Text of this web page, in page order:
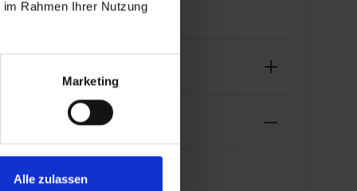
Rahmen Ihrer Nutzung
Marketing
Alle zulassen